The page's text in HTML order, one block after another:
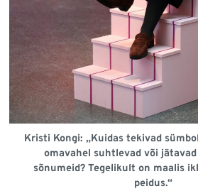
Kristi Kongi: „Kuidas tekivad
omavahel suhtlevad või
sõnumeid? Tegelikult on maalis
peidus.“